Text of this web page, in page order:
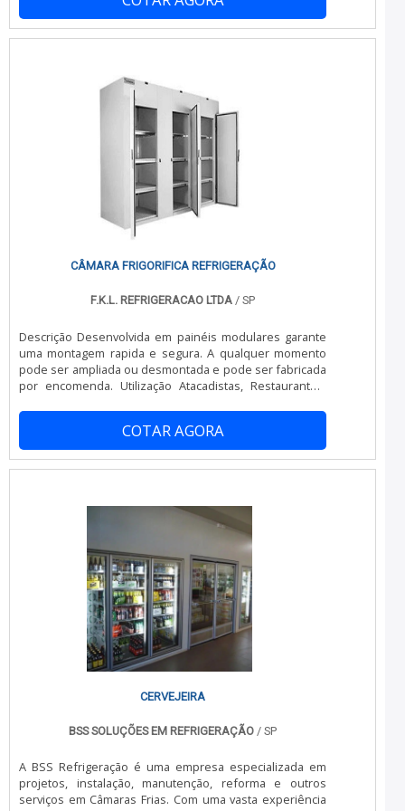
empresas que buscam excelência operacional.
CÂMARA FRIGORIFICA REFRIGERAÇÃO
F.K.L. REFRIGERACAO LTDA / SP
Descrição Desenvolvida em painéis modulares garante
uma montagem rapida e segura. A qualquer momento
pode ser ampliada ou desmontada e pode ser fabricada
por encomenda. Utilização Atacadistas, Restaurantes,
Indústrias, Laboratorios, Supermercados, entre outros.
Executamos quaisquer projetos Aplicação Conservação
de produtos congelados e resfriados. Especificação
Técnica Detalhes Construtivos Sistema de encaixe por
possíveis infiltrações de calor. Isolamento térmico em
espuma rígida de Poliuretano Injetado (Ecológico) com
densidade de 38 a 43 kg/m³. Adesivo aplicado na face
interna da chapa, garante perfeita aderência do
Poliuretano e efeito de barreira de vapor. Revestimento
do painel em chapa de aço pré-pintado, protegido por
filme de PVC. Painel de canto inteiriço, garantindo
melhor acabamento e possíveis infiltrações de calor.
Iluminação interna blindada contra umidade. (LED) Porta
Frigorífica Fechadura externa: Acionada por chave e
Permite destravar a porta pelo lado interno
COTAR AGORA
CERVEJEIRA
BSS SOLUÇÕES EM REFRIGERAÇÃO / SP
A BSS Refrigeração é uma empresa especializada em
projetos, instalação, manutenção, reforma e outros
serviços em Câmaras Frias. Com uma vasta experiência